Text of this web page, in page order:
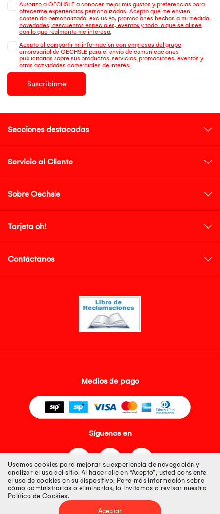
Autorizo a OECHSLE a conocer mejor mis gustos y preferencias para
ofrecerme experiencias personalizadas. Acepto que me envien
contenido personalizado, exclusivo, promociones hechas a mi medida,
novedades, descuentos especiales, eventos y todo lo que se alinee
con lo que realmente me interesa.
Acepto el compartir mi información con empresas del grupo
empresarial de OECHSLE para el envío de comunicaciones
publicitarias sobre sus productos, servicios, promociones, eventos y
otras actividades comerciales de interés.
Suscribirme
Secciones destacadas
Servicio al Cliente
Sobre Oechsle
Tarjeta oh!
Contáctanos
Medios de pago
Síguenos en
Tienda 100% Segura
Usamos cookies para mejorar su experiencia de navegación y
analizar el uso del sitio. Al hacer clic en “Acepto”, usted consiente
el uso de cookies en su dispositivo. Para más información sobre
cómo administrarlas o eliminarlas, lo invitamos a revisar nuestra
Política de Cookies.
Aceptar